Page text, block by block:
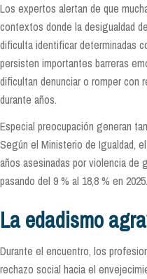
Los expertos alertan de que
contextos donde la desigualdad
dificulta identificar determinadas
persisten importantes barreras
dificultan denunciar o romper con
durante años.
Especial preocupación generan
Según el Ministerio de Igualdad,
años asesinadas por violencia de
pasando del 9 % al 18,8 % en 2025.
La edadismo
Durante el encuentro, los
rechazo social hacia el